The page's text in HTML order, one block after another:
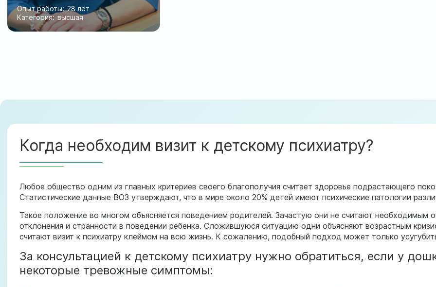
Опыт работы: 28 лет
Категория: высшая
Когда необходим визит к детскому психиатру?
Любое общество одним из главных критериев своего благополучия считает здоровье подрастающего
Статистические данные ВОЗ утверждают, что в мире около 20% детей имеют психические патологии
Такое положение во многом объясняется поведением родителей. Зачастую они не считают необходимым
отклонения и странности в поведении ребенка. Сложившуюся ситуацию одни объясняют возрастным
считают визит к психиатру клеймом на всю жизнь. К сожалению, подобный подход может только
За консультацией к детскому психиатру нужно обратиться, если у
некоторые тревожные симптомы: